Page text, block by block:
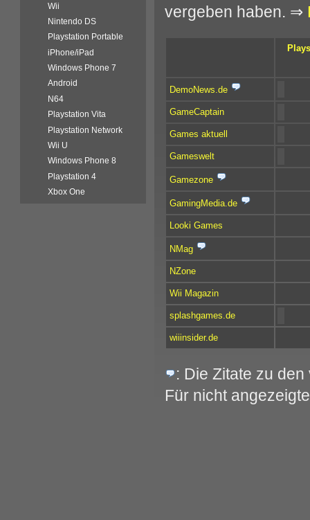
vergeben haben. ⇒
DemoNews.de
GameCaptain
Games aktuell
Gameswelt
Gamezone
GamingMedia.de
Looki Games
NMag
NZone
Wii Magazin
splashgames.de
wiiinsider.de
: Die Zitate zu
Für nicht
Wii
Nintendo DS
Playstation Portable
iPhone/iPad
Windows Phone 7
Android
N64
Playstation Vita
Playstation Network
Wii U
Windows Phone 8
Playstation 4
Xbox One